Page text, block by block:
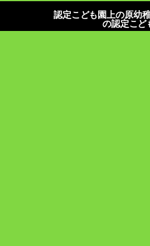
認定こども園上の原幼
の認定こど